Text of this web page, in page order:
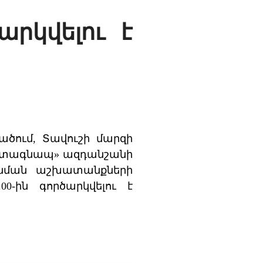
է
Տավուշի մարզի
տագնապ» ազդանշանի
աշխատանքների
ին գործարկվելու է